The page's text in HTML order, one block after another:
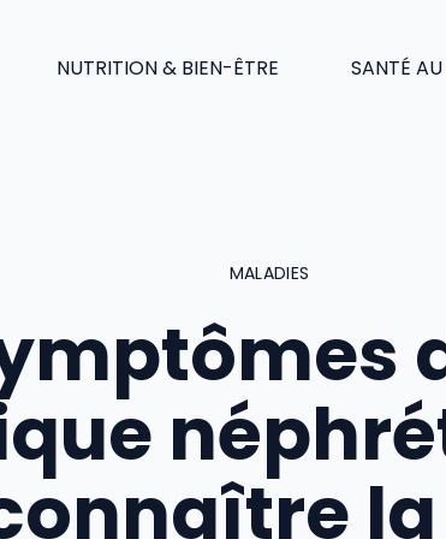
NUTRITION & BIEN-ÊTRE SANTÉ
MALADIES